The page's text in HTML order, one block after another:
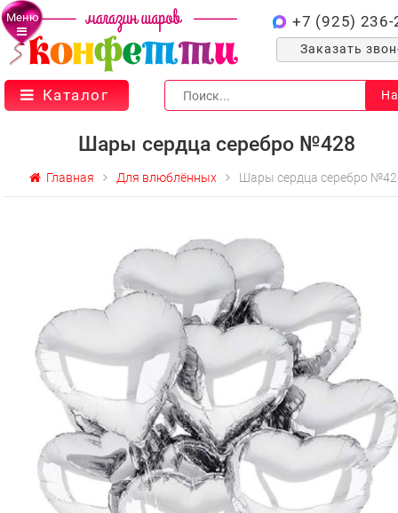
Меню +7 (925) 236-
Заказать
Каталог
Шары сердца серебро №428
Главная Для влюблённых Шары сердца серебро